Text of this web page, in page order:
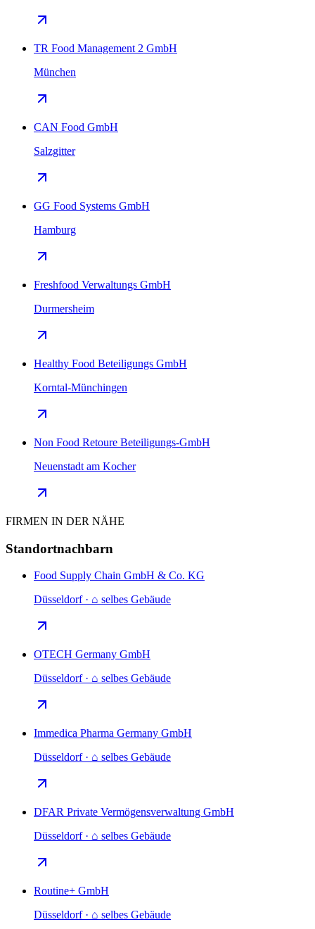
TR Food Management 2 GmbH
München
CAN Food GmbH
Salzgitter
GG Food Systems GmbH
Hamburg
Freshfood Verwaltungs GmbH
Durmersheim
Healthy Food Beteiligungs GmbH
Korntal-Münchingen
Non Food Retoure Beteiligungs-GmbH
Neuenstadt am Kocher
FIRMEN IN DER NÄHE
Standortnachbarn
Food Supply Chain GmbH & Co. KG
Düsseldorf · ⌂ selbes Gebäude
OTECH Germany GmbH
Düsseldorf · ⌂ selbes Gebäude
Immedica Pharma Germany GmbH
Düsseldorf · ⌂ selbes Gebäude
DFAR Private Vermögensverwaltung GmbH
Düsseldorf · ⌂ selbes Gebäude
Routine+ GmbH
Düsseldorf · ⌂ selbes Gebäude